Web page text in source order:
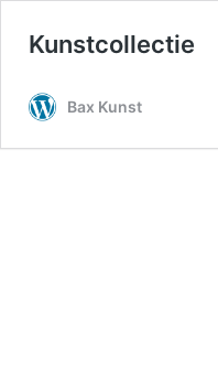
Kunstcollectie
Bax Kunst